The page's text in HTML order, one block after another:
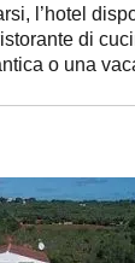
l’hotel
di
o una